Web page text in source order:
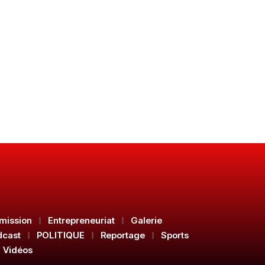
Entrepreneuriat
Galerie
POLITIQUE Reportage
Sports
Vidéos